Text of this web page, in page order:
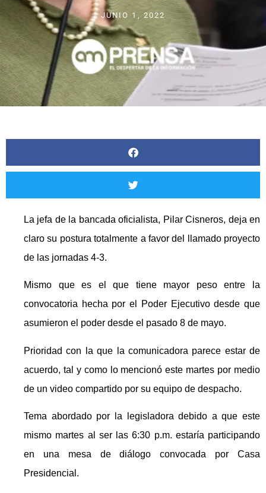
JUNIO 1, 2022
La jefa de la bancada oficialista, Pilar Cisneros, deja en
claro su postura totalmente a favor del llamado proyecto
de las jornadas 4-3.
Mismo que es el que tiene mayor peso entre la
convocatoria hecha por el Poder Ejecutivo desde que
asumieron el poder desde el pasado 8 de mayo.
Prioridad con la que la comunicadora parece estar de
acuerdo, tal y como lo mencionó este martes por medio
de un video compartido por su equipo de despacho.
Tema abordado por la legisladora debido a que este
mismo martes al ser las 6:30 p.m. estaría participando
en una mesa de diálogo convocada por Casa
Presidencial.